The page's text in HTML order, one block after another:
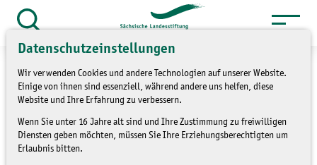
Datenschutzeinstellungen
Wir verwenden Cookies und andere Technologien auf unserer Website.
Einige von ihnen sind essenziell, während andere uns helfen, diese
Website und Ihre Erfahrung zu verbessern.
Wenn Sie unter 16 Jahre alt sind und Ihre Zustimmung zu freiwilligen
Diensten geben möchten, müssen Sie Ihre Erziehungsberechtigten um
Erlaubnis bitten.
Zum
Inhalt
springen
öffnen
Service » Presse und Medien
» Pressemitteilungen